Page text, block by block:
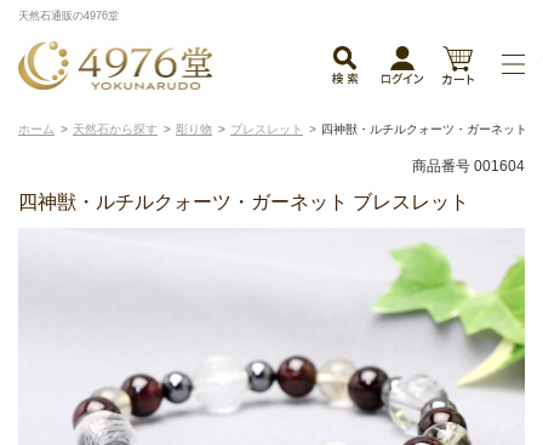
天然石通販の4976堂
ホーム 天然石から探す 彫り物 ブレスレット 四神獣・ルチルクォーツ・ガーネット
商品番号 001604
四神獣・ルチルクォーツ・ガーネット ブレスレット